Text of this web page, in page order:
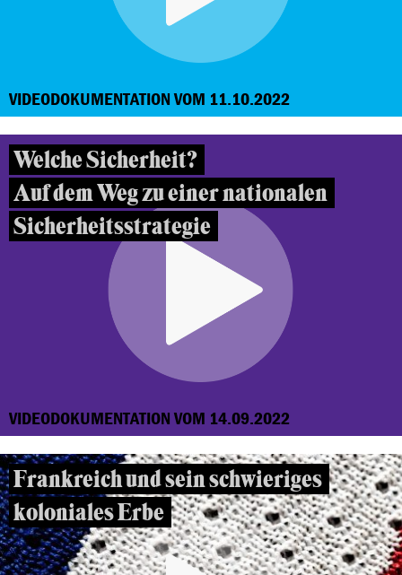
VIDEODOKUMENTATION VOM 11.10.2022
Welche Sicherheit?
Auf dem Weg zu einer nationalen
Sicherheitsstrategie
VIDEODOKUMENTATION VOM 14.09.2022
Frankreich und sein schwieriges
koloniales Erbe